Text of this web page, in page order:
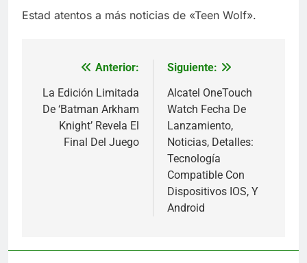
Estad atentos a más noticias de «Teen Wolf».
Navegación
de
entradas
Anterior:
La Edición Limitada
De ‘Batman Arkham
Knight’ Revela El
Final Del Juego
Siguiente:
Alcatel OneTouch
Watch Fecha De
Lanzamiento,
Noticias, Detalles:
Tecnología
Compatible Con
Dispositivos IOS, Y
Android